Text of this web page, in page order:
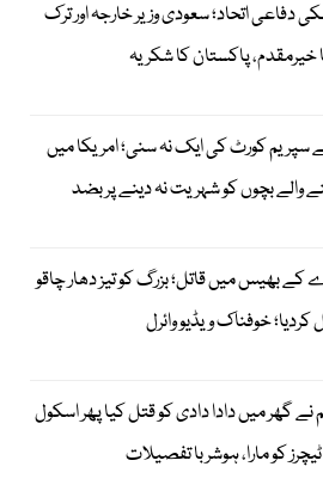
دفاعی اتحاد؛ سعودی وزیر خارجہ اور ترک
پاکستان کا شکریہ
سپریم کورٹ کی ایک نہ سنی؛ امریکا میں
والے بچوں کو شہریت نہ دینے پر بضد
بھیس میں قاتل؛ بزرگ کو تیز دھار چاقو
خوفناک ویڈیو وائرل
نے گھر میں دادا دادی کو قتل کیا پھر اسکول